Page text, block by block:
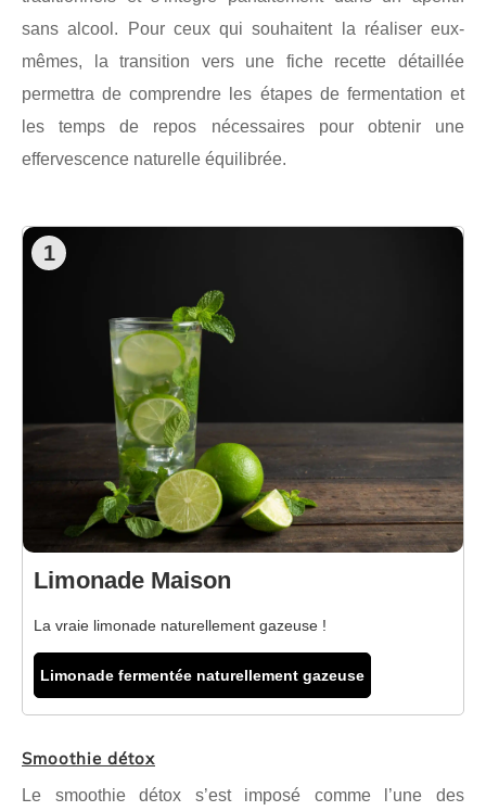
sans alcool. Pour ceux qui souhaitent la réaliser eux-
mêmes, la transition vers une fiche recette détaillée
permettra de comprendre les étapes de fermentation et
les temps de repos nécessaires pour obtenir une
effervescence naturelle équilibrée.
1
Limonade Maison
La vraie limonade naturellement gazeuse !
Limonade fermentée naturellement gazeuse
Smoothie détox
Le smoothie détox s’est imposé comme l’une des